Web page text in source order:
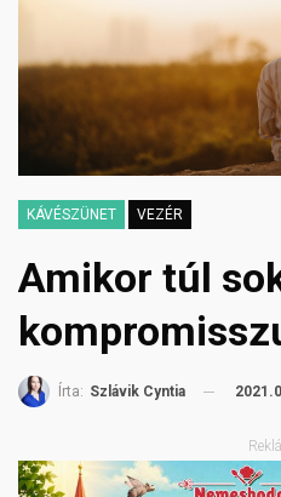
KÁVÉSZÜNET VEZÉR
Amikor túl
Írta: Szlávik Cyntia